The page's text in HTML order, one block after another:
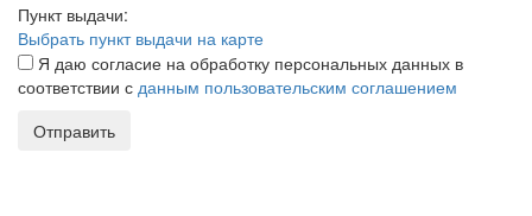
Пункт выдачи:
Выбрать пункт выдачи на карте
Я даю согласие на обработку персональных данных в
соответствии с данным пользовательским соглашением
Отправить